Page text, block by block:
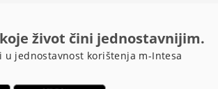
život čini jednostavnijim.
u jednostavnost korištenja m-Intesa